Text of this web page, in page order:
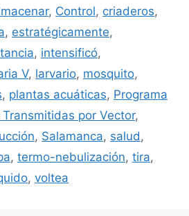
, Control, criaderos,
, estratégicamente,
, intensificó,
V, larvario, mosquito,
, plantas acuáticas, Programa
por Vector,
, Salamanca, salud ,
, termo-nebulización, tira,
, voltea